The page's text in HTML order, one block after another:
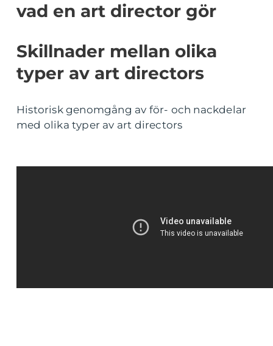
vad en art director gör
Skillnader mellan olika
typer av art directors
Historisk genomgång av för- och nackdelar
med olika typer av art directors